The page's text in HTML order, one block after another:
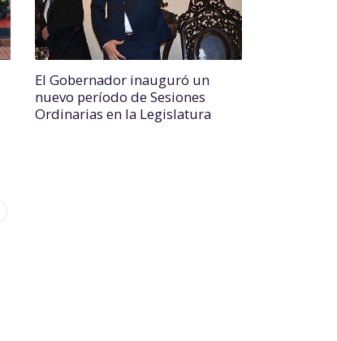
El Gobernador inauguró un
nuevo período de Sesiones
Ordinarias en la Legislatura